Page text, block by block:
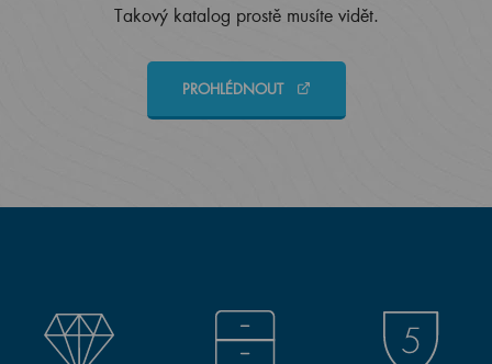
Takový katalog prostě musíte vidět.
PROHLÉDNOUT